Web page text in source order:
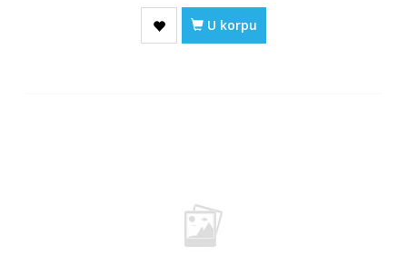
U korpu